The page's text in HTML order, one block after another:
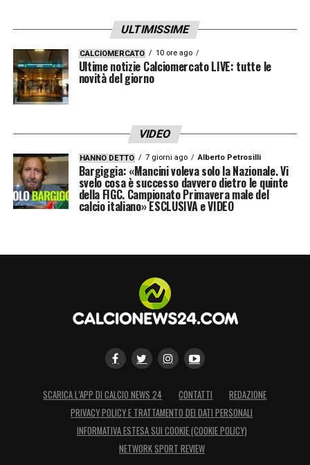
ULTIMISSIME
CALCIOMERCATO 10 ore ago
Ultime notizie Calciomercato LIVE: tutte le
novità del giorno
VIDEO
HANNO DETTO 7 giorni ago Alberto Petrosilli
Bargiggia: «Mancini voleva solo la Nazionale. Vi
svelo cosa è successo davvero dietro le quinte
della FIGC. Campionato Primavera male del
calcio italiano» ESCLUSIVA e VIDEO
SCARICA L’APP DI CALCIO NEWS 24 CONTATTI
REDAZIONE
PRIVACY POLICY E TRATTAMENTO DEI DATI PERSONALI
INFORMATIVA ESTESA SUI COOKIE (COOKIE POLICY)
NETWORK SPORT REVIEW